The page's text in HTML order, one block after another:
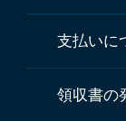
支払いに
領収書の